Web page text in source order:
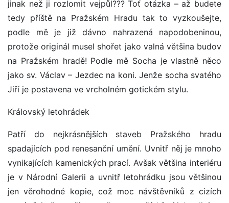
jinak než ji rozlomit vejpůl??? Toť otázka – až budete
tedy příště na Pražském Hradu tak to vyzkoušejte,
podle mě je již dávno nahrazená napodobeninou,
protože originál musel shořet jako valná většina budov
na Pražském hradě! Podle mě Socha je vlastně něco
jako sv. Václav – Jezdec na koni. Jenže socha svatého
Jiří je postavena ve vrcholném gotickém stylu.
Královský letohrádek
Patří do nejkrásnějších staveb Pražského hradu
spadajících pod renesanční umění. Uvnitř něj je mnoho
vynikajících kamenických prací. Avšak většina interiéru
je v Národní Galerii a uvnitř letohrádku jsou většinou
jen věrohodné kopie, což moc návštěvníků z cizích